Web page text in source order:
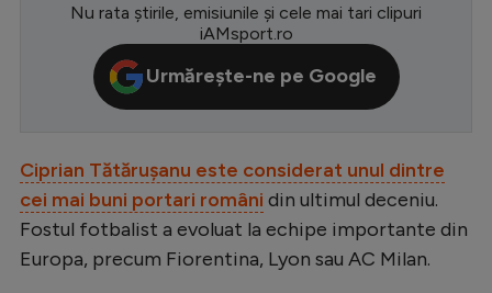
LaLiga
Serie A
Bundesliga
Campionate
Starurile fotbalului
EURO 2024
Nu rata știrile, emisiunile și cele mai tari clipuri
iAMsport.ro
Urmărește-ne pe Google
Ciprian Tătărușanu este considerat unul dintre
cei mai buni portari români din ultimul deceniu.
Fostul fotbalist a evoluat la echipe importante din
Europa, precum Fiorentina, Lyon sau AC Milan.